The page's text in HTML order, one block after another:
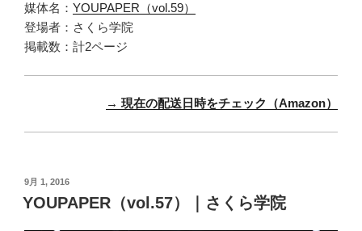
媒体名： YOUPAPER（vol.59）
登場者：さくら学院
掲載数：計2ページ
→ 現在の配送日時をチェック（Amazon）
投
稿
日:
9月 1, 2016
YOUPAPER（vol.57）｜さくら学院